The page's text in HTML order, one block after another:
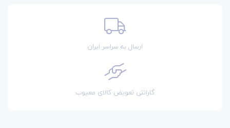
ارسال به سراسر ایران
گارانتی تعویض کالای معیوب